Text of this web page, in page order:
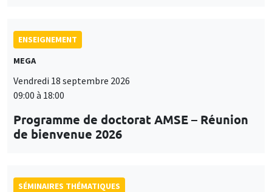
ENSEIGNEMENT
MEGA
Vendredi 18 septembre 2026
09:00 à 18:00
Programme de doctorat AMSE – Réunion
de bienvenue 2026
SÉMINAIRES THÉMATIQUES